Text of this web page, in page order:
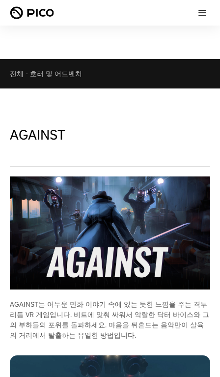
전체 - 호러 및 어드벤처
AGAINST
AGAINST는 어두운 만화 이야기 속에 있는 듯한 느낌을 주는 격투
리듬 VR 게임입니다. 비트에 맞춰 싸워서 악랄한 닥터 바이스와 그
의 부하들의 포위를 돌파하세요. 마음을 뒤흔드는 음악만이 살육
의 거리에서 탈출하는 유일한 방법입니다.